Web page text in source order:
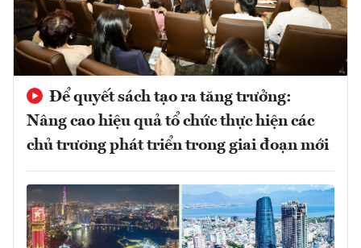
Để quyết sách tạo ra tăng trưởng:
Nâng cao hiệu quả tổ chức thực hiện các
chủ trương phát triển trong giai đoạn mới